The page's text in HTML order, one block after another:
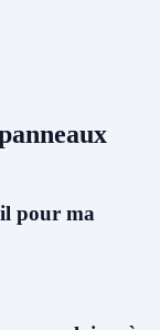
pour ma